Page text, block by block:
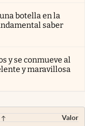
botella en la
saber
y se conmueve al
y maravillosa
Valor